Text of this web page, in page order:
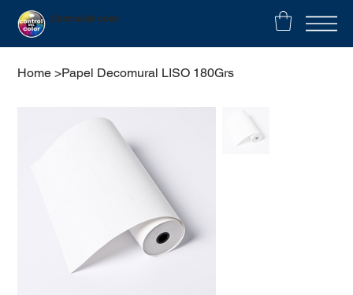
Control del color
Home >Papel Decomural LISO 180Grs